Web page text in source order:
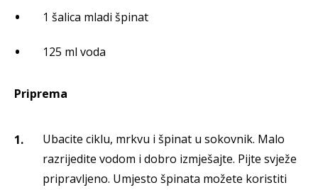
1 šalica mladi špinat
125 ml voda
Priprema
Ubacite ciklu, mrkvu i špinat u sokovnik. Malo
razrijedite vodom i dobro izmješajte. Pijte svježe
pripravljeno. Umjesto špinata možete koristiti